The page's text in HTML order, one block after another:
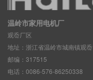
温岭市家用电机厂
观岙厂区
地址：浙江省温岭市城南镇观岙
邮编：317515
电话：0086-576-86250338